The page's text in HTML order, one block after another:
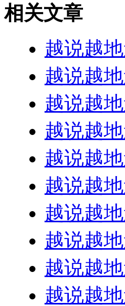
相关文章
越说越
越说越
越说越
越说越
越说越
越说越
越说越
越说越
越说越
越说越